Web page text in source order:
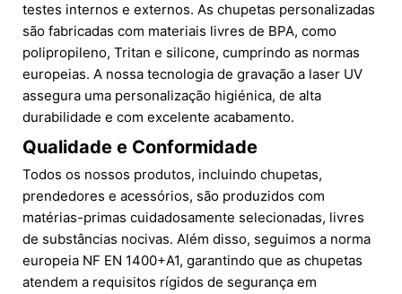
testes internos e externos. As chupetas personalizadas
são fabricadas com materiais livres de BPA, como
polipropileno, Tritan e silicone, cumprindo as normas
europeias. A nossa tecnologia de gravação a laser UV
assegura uma personalização higiénica, de alta
durabilidade e com excelente acabamento.
Qualidade e Conformidade
Todos os nossos produtos, incluindo chupetas,
prendedores e acessórios, são produzidos com
matérias-primas cuidadosamente selecionadas, livres
de substâncias nocivas. Além disso, seguimos a norma
europeia NF EN 1400+A1, garantindo que as chupetas
atendem a requisitos rígidos de segurança em